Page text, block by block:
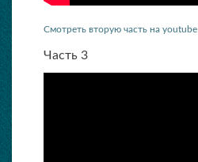
Смотреть вторую часть на youtube
Часть 3